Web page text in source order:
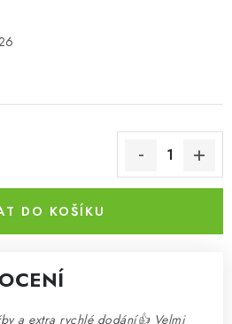
DO KOŠÍKU
a extra rychlé dodání👍 Velmi